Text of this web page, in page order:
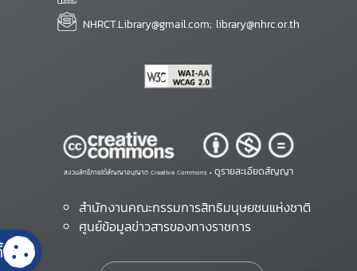
NHRCT.Library@gmail.com; library@nhrc.or.th
สงวนสิทธิ์ภายใต้สัญญาอนุญาต Creative Commons • ดูรายละเอียดสัญญา
สำนักงานคณะกรรมการสิทธิมนุษยชนแห่งชาติ
ศูนย์ข้อมูลข่าวสารของทางราชการ